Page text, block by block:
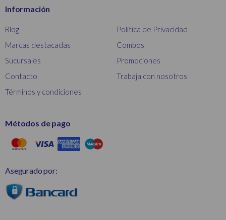
Información
Blog
Marcas destacadas
Sucursales
Contacto
Términos y condiciones
Política de Privacidad
Combos
Promociones
Trabaja con nosotros
Métodos de pago
Asegurado por: